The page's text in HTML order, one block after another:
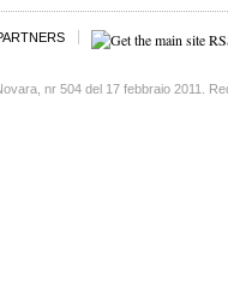
nr 504 del 17 febbraio 2011.